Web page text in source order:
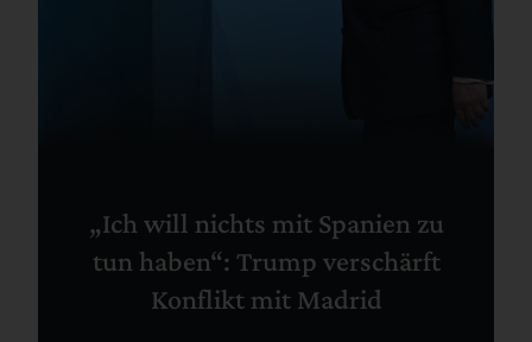
„Ich will nichts mit Spanien zu
tun haben“: Trump verschärft
Konflikt mit Madrid